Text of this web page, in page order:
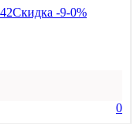
Скидка -9-0%
0